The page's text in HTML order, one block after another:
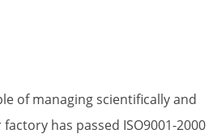
of managing scientifically and
has passed ISO9001-2000